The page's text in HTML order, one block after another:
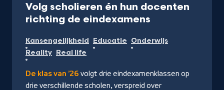
Volg scholieren én hun docenten
richting de eindexamens
op
Start
Kansengelijkheid Educatie Onderwijs
Reality Real life
De klas van ’26 volgt drie eindexamenklassen op
drie verschillende scholen, verspreid over